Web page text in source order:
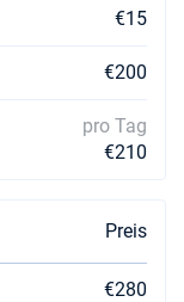
€15
€200
pro Tag
€210
Preis
€280